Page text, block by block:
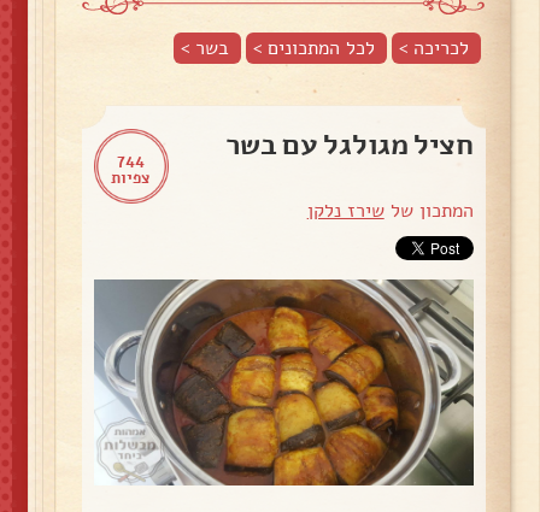
לכריכה > לכל המתכונים > בשר >
744
צפיות
חציל מגולגל עם בשר
המתכון שלשירז נלקן